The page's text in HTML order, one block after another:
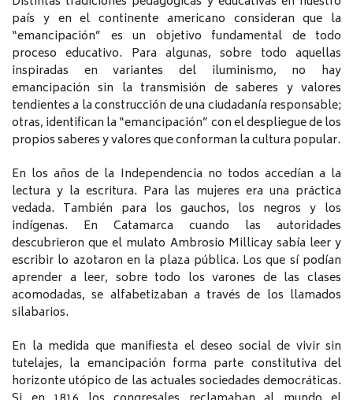
país y en el continente americano consideran que la
“emancipación” es un objetivo fundamental de todo
proceso educativo. Para algunas, sobre todo aquellas
inspiradas en variantes del iluminismo, no hay
emancipación sin la transmisión de saberes y valores
tendientes a la construcción de una ciudadanía responsable;
otras, identifican la “emancipación” con el despliegue de los
propios saberes y valores que conforman la cultura popular.
En los años de la Independencia no todos accedían a la
lectura y la escritura. Para las mujeres era una práctica
vedada. También para los gauchos, los negros y los
indígenas. En Catamarca cuando las autoridades
descubrieron que el mulato Ambrosio Millicay sabía leer y
escribir lo azotaron en la plaza pública. Los que sí podían
aprender a leer, sobre todo los varones de las clases
acomodadas, se alfabetizaban a través de los llamados
silabarios.
En la medida que manifiesta el deseo social de vivir sin
tutelajes, la emancipación forma parte constitutiva del
horizonte utópico de las actuales sociedades democráticas.